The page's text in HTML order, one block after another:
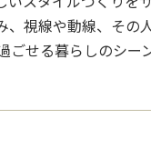
、視線や動線、その
ごせる暮らしのシー